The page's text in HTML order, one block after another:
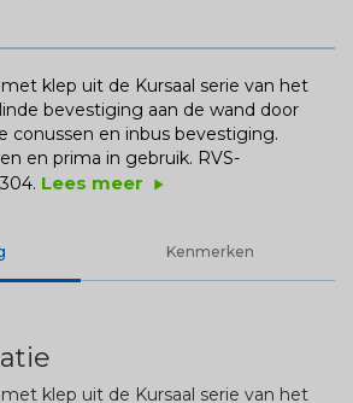
klep uit de Kursaal serie van het
bevestiging aan de wand door
conussen en inbus bevestiging.
en prima in gebruik. RVS-
Lees meer play_arrow
Kenmerken
klep uit de Kursaal serie van het